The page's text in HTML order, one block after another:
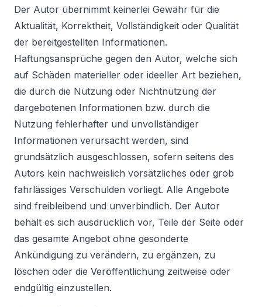
Der Autor übernimmt keinerlei Gewähr für die
Aktualität, Korrektheit, Vollständigkeit oder Qualität
der bereitgestellten Informationen.
Haftungsansprüche gegen den Autor, welche sich
auf Schäden materieller oder ideeller Art beziehen,
die durch die Nutzung oder Nichtnutzung der
dargebotenen Informationen bzw. durch die
Nutzung fehlerhafter und unvollständiger
Informationen verursacht werden, sind
grundsätzlich ausgeschlossen, sofern seitens des
Autors kein nachweislich vorsätzliches oder grob
fahrlässiges Verschulden vorliegt. Alle Angebote
sind freibleibend und unverbindlich. Der Autor
behält es sich ausdrücklich vor, Teile der Seite oder
das gesamte Angebot ohne gesonderte
Ankündigung zu verändern, zu ergänzen, zu
löschen oder die Veröffentlichung zeitweise oder
endgültig einzustellen.